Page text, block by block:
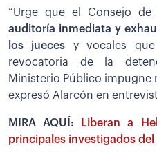
“Urge que el Consejo
auditoría inmediata y
los jueces y vocales
revocatoria de la
Ministerio Público impugne
expresó Alarcón en
MIRA AQUÍ:
Liberan a
principales investigados del